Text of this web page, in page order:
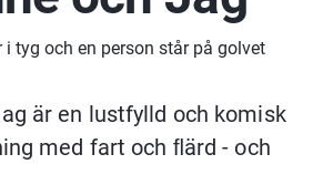
är en lustfylld och komisk
med fart och ﬂärd - och